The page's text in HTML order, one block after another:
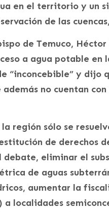
en el territorio y un
de las
de Temuco,
a agua potable en
“inconcebible” y dijo
además no cuentan
región sólo se
de derechos
eliminar el
de aguas
aumentar la
localidades